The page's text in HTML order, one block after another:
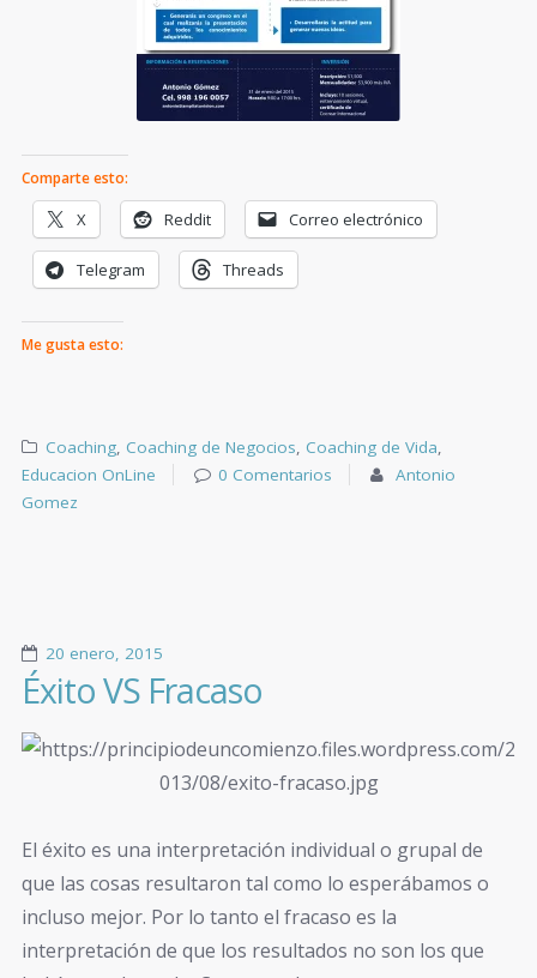
Comparte esto:
X Reddit Correo electrónico
Telegram Threads
Me gusta esto:
Coaching, Coaching de Negocios, Coaching de Vida,
Educacion OnLine
0 Comentarios
Antonio
Gomez
20 enero, 2015
Éxito VS Fracaso
El éxito es una interpretación individual o grupal de
que las cosas resultaron tal como lo esperábamos o
incluso mejor. Por lo tanto el fracaso es la
interpretación de que los resultados no son los que